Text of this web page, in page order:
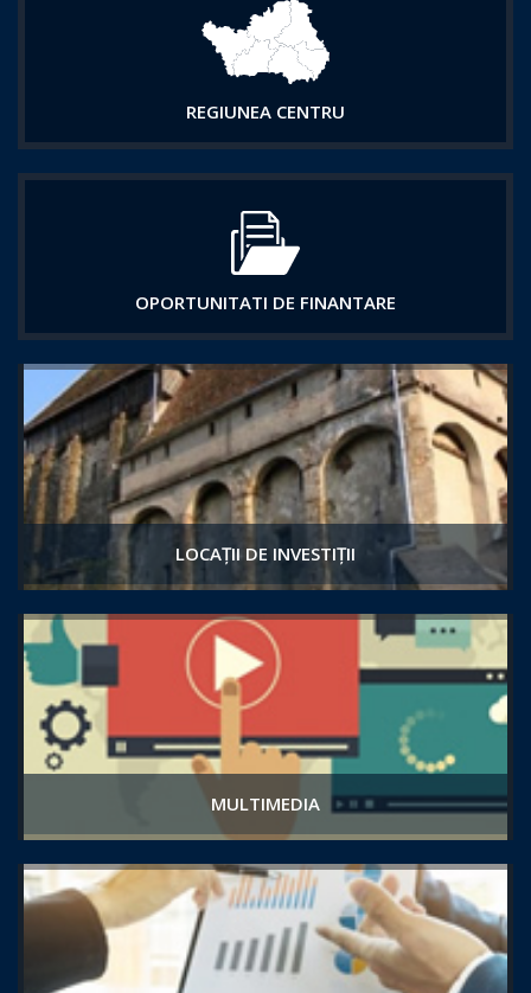
REGIUNEA CENTRU
OPORTUNITATI DE FINANTARE
LOCAȚII DE INVESTIȚII
MULTIMEDIA